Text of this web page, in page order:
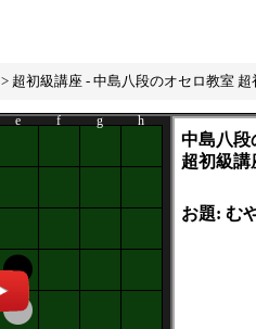
> 超初級講座 - 中島八段のオセロ教室 超
e f g h
中島八段
超初級講
お題: む